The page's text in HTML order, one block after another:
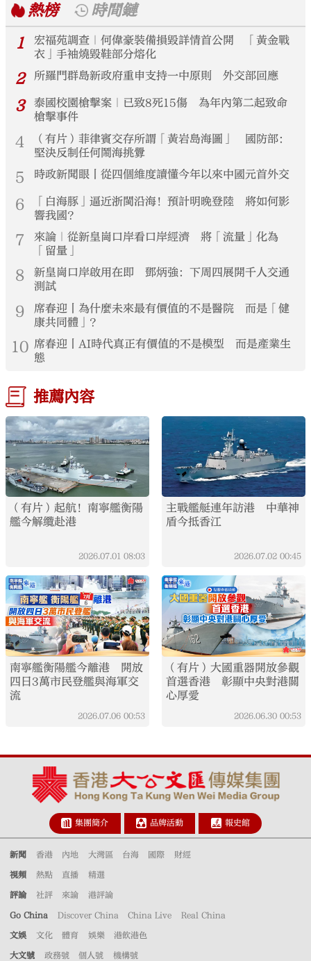
熱榜
時間鏈
1
宏福苑調查｜何偉豪裝備損毀詳情首公開 「黃金戰
衣」手袖燒毀鞋部分熔化
2 所羅門群島新政府重申支持一中原則 外交部回應
3
泰國校園槍擊案｜已致8死15傷 為年內第二起致命
槍擊事件
4
（有片）菲律賓交存所謂「黃岩島海圖」 國防部：
堅決反制任何鬧海挑釁
5 時政新聞眼丨從四個維度讀懂今年以來中國元首外交
6
「白海豚」逼近浙閩沿海！預計明晚登陸 將如何影
響我國？
7
來論｜從新皇崗口岸看口岸經濟 將「流量」化為
「留量」
8
新皇崗口岸啟用在即 鄧炳強：下周四展開千人交通
測試
9
席春迎丨為什麼未來最有價值的不是醫院 而是「健
康共同體」？
10 席春迎丨AI時代真正有價值的不是模型 而是產業生
態
推薦內容
（有片）起航！南寧艦衡陽
艦今解纜赴港
2026.07.01 08:03
主戰艦艇連年訪港 中華神
盾今抵香江
2026.07.02 00:45
南寧艦衡陽艦今離港 開放
四日3萬市民登艦與海軍交
流
2026.07.06 00:53
（有片）大國重器開放參觀
首選香港 彰顯中央對港關
心厚愛
2026.06.30 00:53
集團簡介 品牌活動 報史館
新聞 香港 內地 大灣區 台海 國際 財經
視頻 熱點 直播 精選
評論 社評 來論 港評論
Go China Discover China China Live Real China
文娛 文化 體育 娛樂 港飲港色
大文號 政務號 個人號 機構號